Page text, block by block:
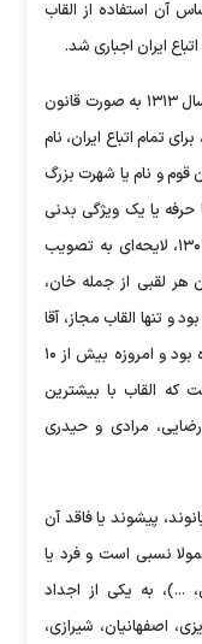
آن استفاده از القاب
ایران اجباری شد.
نسبت دادن یک نام خانوادگی به هر ایرانی، از سال ۱۳۱۳ به صورت قانون
تمام اتباع ایران، نام
و نام یا شهرت بزرگ
یا یک ویژگی بدنی
بود و پیش از تصویب این قانون و در سال ۱۳۰۴، لایحه‌ای به تصویب
لقبی از جمله خان،
و تنها القاب مجاز، آقا
برای مردان و بانو برای زنان، در نظر گرفته شده بود و امروزه بیش از ۱۰
که القاب با بیشترین
مرادی و حیدری
پیشوند یا فاقد آن
نسبی است و فرد یا
به یکی از اجداد
اصفهانیان، شیرازی،